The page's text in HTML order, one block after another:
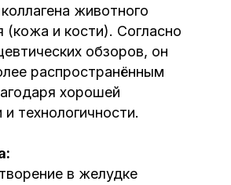
животного
(кожа и кости). Согласно
обзоров, он
распространённым
хорошей
технологичности.
в желудке